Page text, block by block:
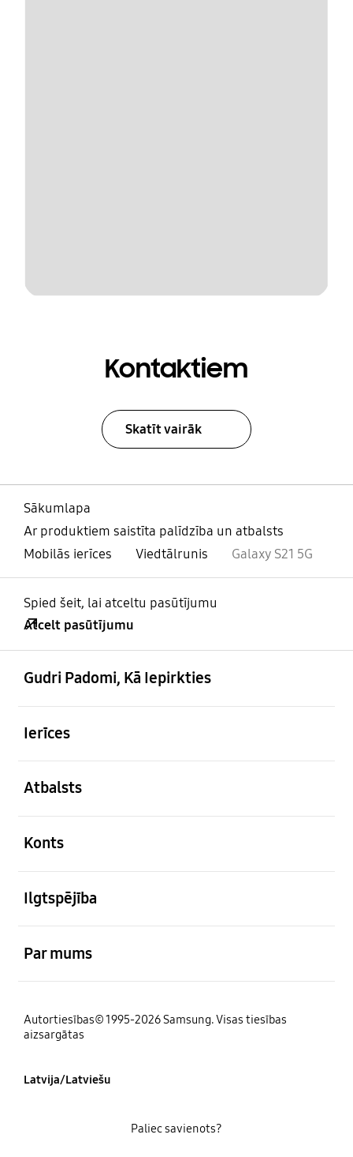
Kontaktiem
Skatīt vairāk
Sākumlapa
Ar produktiem saistīta palīdzība un atbalsts
Mobilās ierīces
Viedtālrunis Galaxy S21 5G
Spied šeit, lai atceltu pasūtījumu
Atcelt pasūtījumu
Gudri Padomi, Kā Iepirkties
Ierīces
Atbalsts
Konts
Ilgtspējība
Par mums
Autortiesības© 1995-2026 Samsung. Visas tiesības
aizsargātas
Latvija/Latviešu
Paliec savienots?